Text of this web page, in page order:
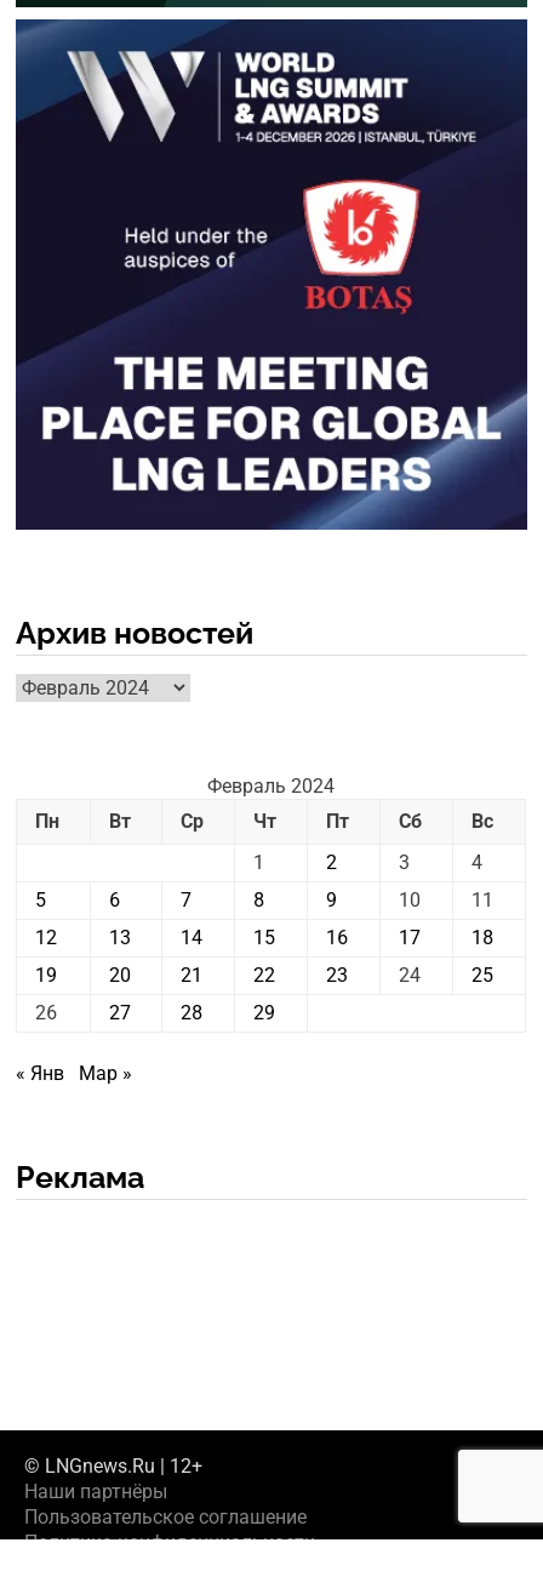
Архив новостей
Архив
новостей
Февраль 2024
Пн
Вт Ср Чт Пт Сб
Вс
1
2 3
4
5
6 7 8 9 10
11
12
13 14 15 16 17
18
19
20 21 22 23 24
25
26
27 28 29
« Янв Мар »
Реклама
© LNGnews.Ru | 12+
Наши партнёры
Пользовательское соглашение
Политика конфиденциальности